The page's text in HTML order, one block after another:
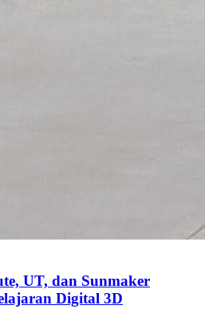
UT, dan Sunmaker
Digital 3D